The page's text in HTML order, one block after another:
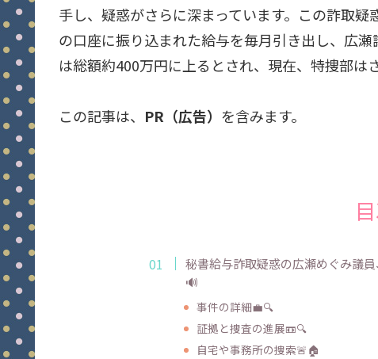
手し、疑惑がさらに深まっています。この詐取
の口座に振り込まれた給与を毎月引き出し、広
は総額約400万円に上るとされ、現在、特捜部は
この記事は、 PR（広告） を含みます。
秘書給与詐取疑惑の広瀬めぐみ議
🔊
事件の詳細💼🔍
証拠と捜査の進展📼🔍
自宅や事務所の捜索🚨🏠